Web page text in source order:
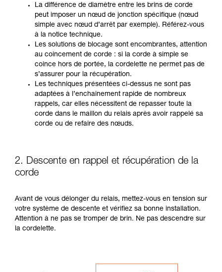
La différence de diamètre entre les brins de corde
peut imposer un nœud de jonction spécifique (nœud
simple avec nœud d’arrêt par exemple). Référez-vous
à la notice technique.
Les solutions de blocage sont encombrantes, attention
au coincement de corde : si la corde à simple se
coince hors de portée, la cordelette ne permet pas de
s’assurer pour la récupération.
Les techniques présentées ci-dessus ne sont pas
adaptées à l’enchaînement rapide de nombreux
rappels, car elles nécessitent de repasser toute la
corde dans le maillon du relais après avoir rappelé sa
corde ou de refaire des nœuds.
2. Descente en rappel et récupération de la
corde
Avant de vous délonger du relais, mettez-vous en tension sur
votre système de descente et vérifiez sa bonne installation.
Attention à ne pas se tromper de brin. Ne pas descendre sur
la cordelette.